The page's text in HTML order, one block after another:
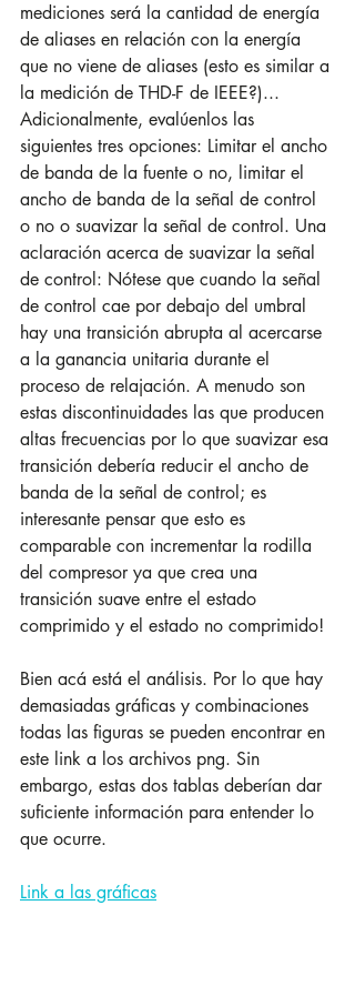
mediciones será la cantidad de energía
de aliases en relación con la energía
que no viene de aliases (esto es similar a
la medición de THD-F de IEEE?)...
Adicionalmente, evalúenlos las
siguientes tres opciones: Limitar el ancho
de banda de la fuente o no, limitar el
ancho de banda de la señal de control
o no o suavizar la señal de control. Una
aclaración acerca de suavizar la señal
de control: Nótese que cuando la señal
de control cae por debajo del umbral
hay una transición abrupta al acercarse
a la ganancia unitaria durante el
proceso de relajación. A menudo son
estas discontinuidades las que producen
altas frecuencias por lo que suavizar esa
transición debería reducir el ancho de
banda de la señal de control; es
interesante pensar que esto es
comparable con incrementar la rodilla
del compresor ya que crea una
transición suave entre el estado
comprimido y el estado no comprimido!
Bien acá está el análisis. Por lo que hay
demasiadas gráficas y combinaciones
todas las figuras se pueden encontrar en
este link a los archivos png. Sin
embargo, estas dos tablas deberían dar
suficiente información para entender lo
que ocurre.
Link a las gráficas